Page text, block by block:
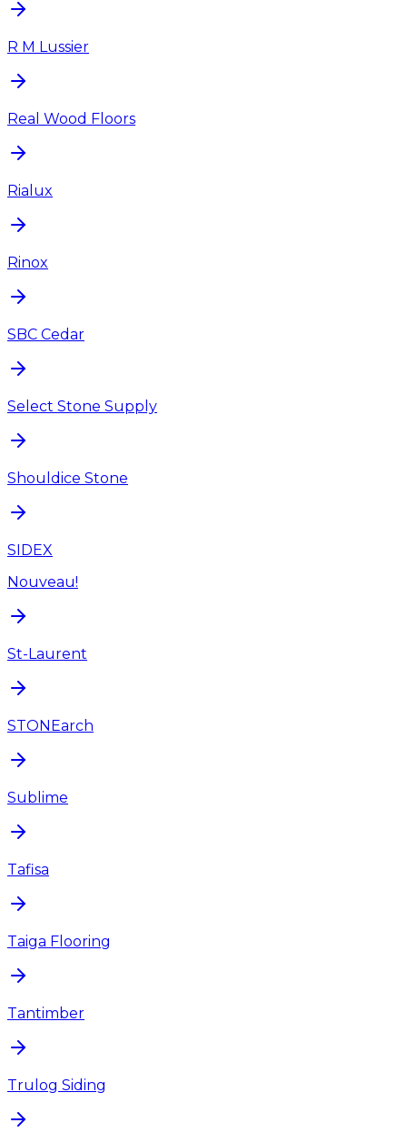
R M Lussier
Real Wood Floors
Rialux
Rinox
SBC Cedar
Select Stone Supply
Shouldice Stone
SIDEX
Nouveau!
St-Laurent
STONEarch
Sublime
Tafisa
Taiga Flooring
Tantimber
Trulog Siding